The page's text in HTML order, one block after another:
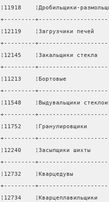
¦11918    ¦Дробильщики-
+---------
¦12119    ¦Загрузчики
+---------
¦12145    ¦Закальщики
+---------
¦11213    ¦Бортовые
+---------
¦11548    ¦Выдувальщики
+---------
¦11752
+---------
¦12240    ¦Засыпщики
+---------
¦12732    ¦Кварцедувы
+---------
¦12734